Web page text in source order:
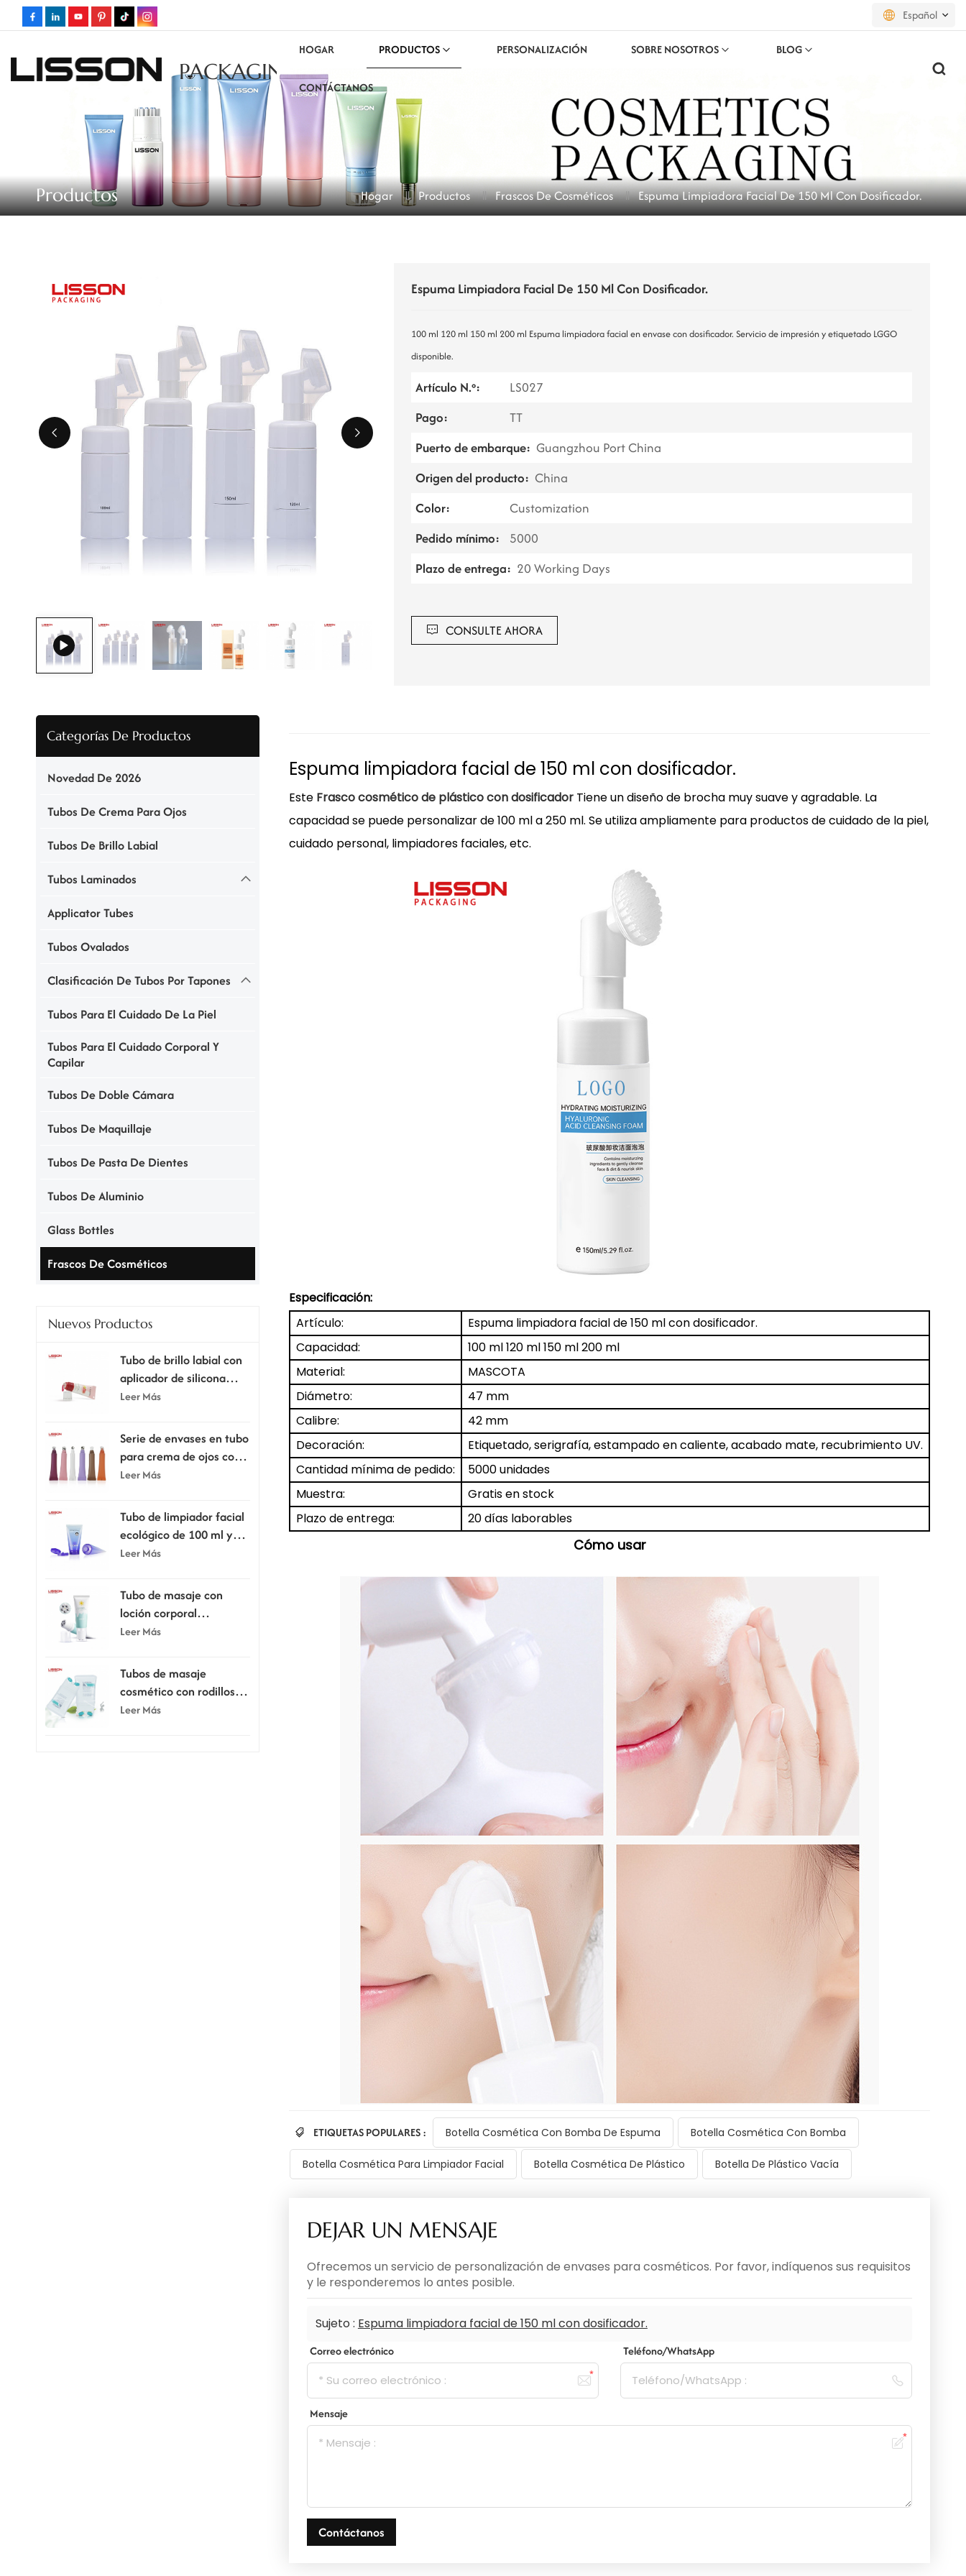
Español
русский
español
português
ไทย
PACKAGING
HOGAR PRODUCTOS PERSONALIZACIÓN SOBRE NOSOTROS BLOG
CONTÁCTANOS
Productos Hogar Productos Frascos De Cosméticos Espuma Limpiadora Facial De 150 Ml Con Dosificador.
Espuma Limpiadora Facial De 150 Ml Con Dosificador.
100 ml 120 ml 150 ml 200 ml Espuma limpiadora facial en envase con dosificador. Servicio de impresión y etiquetado LGGO
disponible.
Artículo N.º:
LS027
Pago:
TT
Puerto de embarque: Guangzhou Port China
Origen del producto: China
Color:
Customization
Pedido mínimo:
5000
Plazo de entrega: 20 Working Days
CONSULTE AHORA
Categorías De Productos
Novedad De 2026
Tubos De Crema Para Ojos
Tubos De Brillo Labial
Tubos Laminados
Applicator Tubes
Tubos Ovalados
Clasificación De Tubos Por Tapones
Tubos Para El Cuidado De La Piel
Tubos Para El Cuidado Corporal Y
Capilar
Tubos De Doble Cámara
Tubos De Maquillaje
Tubos De Pasta De Dientes
Tubos De Aluminio
Glass Bottles
Frascos De Cosméticos
Nuevos Productos
Tubo de brillo labial con
aplicador de silicona
supersuave.
Leer Más
Serie de envases en tubo
para crema de ojos con
cabezal aplicador
Leer Más
Tubo de limpiador facial
ecológico de 100 ml y
120 ml con tapa
Leer Más
Tubo de masaje con
loción corporal
raspadora de 80 ml y
Leer Más
Tubos de masaje
cosmético con rodillos
dobles de silicona de 150
Leer Más
Espuma limpiadora facial de 150 ml con dosificador.
Este Frasco cosmético de plástico con dosificador Tiene un diseño de brocha muy suave y agradable. La
capacidad se puede personalizar de 100 ml a 250 ml. Se utiliza ampliamente para productos de cuidado de la piel,
cuidado personal, limpiadores faciales, etc.
Especificación:
Artículo:
Espuma limpiadora facial de 150 ml con dosificador.
Capacidad:
100 ml 120 ml 150 ml 200 ml
Material:
MASCOTA
Diámetro:
47 mm
Calibre:
42 mm
Decoración:
Etiquetado, serigrafía, estampado en caliente, acabado mate, recubrimiento UV.
Cantidad mínima de pedido:
5000 unidades
Muestra:
Gratis en stock
Plazo de entrega:
20 días laborables
Cómo usar
ETIQUETAS POPULARES : Botella Cosmética Con Bomba De Espuma Botella Cosmética Con Bomba
Botella Cosmética Para Limpiador Facial Botella Cosmética De Plástico Botella De Plástico Vacía
DEJAR UN MENSAJE
Ofrecemos un servicio de personalización de envases para cosméticos. Por favor, indíquenos sus requisitos
y le responderemos lo antes posible.
Sujeto : Espuma limpiadora facial de 150 ml con dosificador.
Correo electrónico Teléfono/WhatsApp
Mensaje
Contáctanos